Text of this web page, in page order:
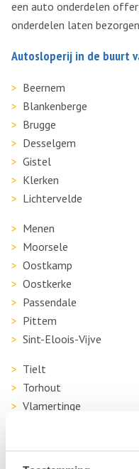
een auto onderdelen
onderdelen laten
Autosloperij in de buurt
Beernem
Blankenberge
Brugge
Desselgem
Gistel
Klerken
Lichtervelde
Menen
Moorsele
Oostkamp
Oostkerke
Passendale
Pittem
Sint-Eloois-Vijve
Tielt
Torhout
Vlamertinge